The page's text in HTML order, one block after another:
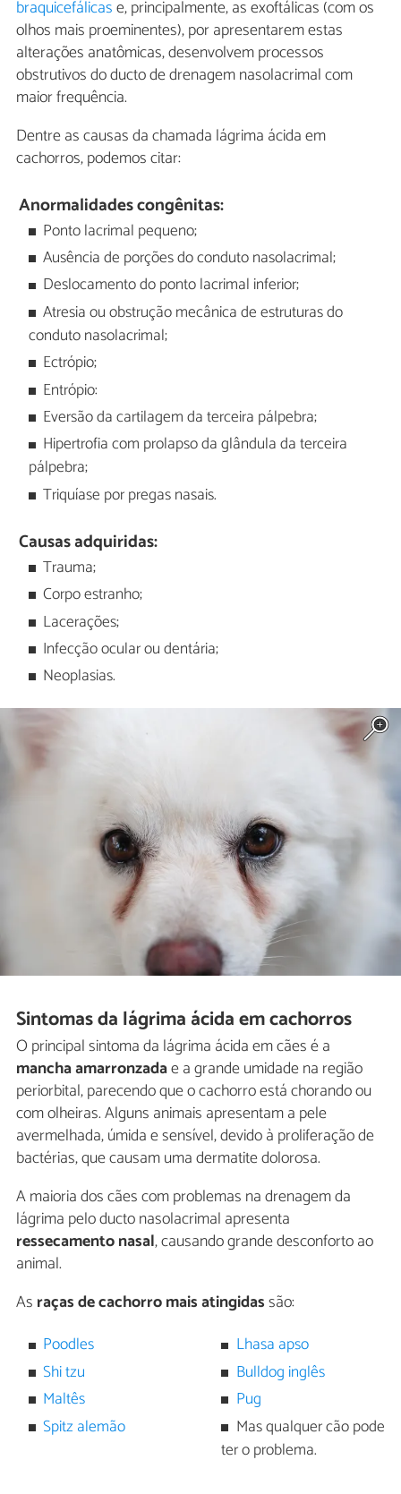
braquicefálicase, principalmente, as exoftálicas (com os
olhos mais proeminentes), por apresentarem estas
alterações anatômicas, desenvolvem processos
obstrutivos do ducto de drenagem nasolacrimal com
maior frequência.
Dentre as causas da chamada lágrima ácida em
cachorros, podemos citar:
Anormalidades congênitas:
Ponto lacrimal pequeno;
Ausência de porções do conduto nasolacrimal;
Deslocamento do ponto lacrimal inferior;
Atresia ou obstrução mecânica de estruturas do
conduto nasolacrimal;
Ectrópio;
Entrópio:
Eversão da cartilagem da terceira pálpebra;
Hipertrofia com prolapso da glândula da terceira
pálpebra;
Triquíase por pregas nasais.
Causas adquiridas:
Trauma;
Corpo estranho;
Lacerações;
Infecção ocular ou dentária;
Neoplasias.
Sintomas da lágrima ácida em cachorros
O principal sintoma da lágrima ácida em cães é a
mancha amarronzadae a grande umidade na região
periorbital, parecendo que o cachorro está chorando ou
com olheiras. Alguns animais apresentam a pele
avermelhada, úmida e sensível, devido à proliferação de
bactérias, que causam uma dermatite dolorosa.
A maioria dos cães com problemas na drenagem da
lágrima pelo ducto nasolacrimal apresenta
ressecamento nasal, causando grande desconforto ao
animal.
As raças de cachorro mais atingidassão:
Poodles
Shi tzu
Maltês
Spitz alemão
Lhasa apso
Bulldog inglês
Pug
Mas qualquer cão pode
ter o problema.